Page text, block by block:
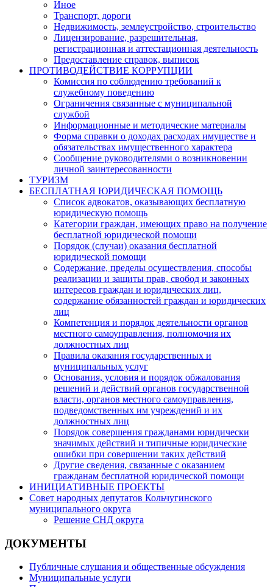
Иное
Транспорт, дороги
Недвижимость, землеустройство, строительство
Лицензирование, разрешительная,
регистрационная и аттестационная деятельность
Предоставление справок, выписок
ПРОТИВОДЕЙСТВИЕ КОРРУПЦИИ
Комиссия по соблюдению требований к
служебному поведению
Ограничения связанные с муниципальной
службой
Информационные и методические материалы
Форма справки о доходах расходах имуществе и
обязательствах имущественного характера
Сообщение руководителями о возникновении
личной заинтересованности
ТУРИЗМ
БЕСПЛАТНАЯ ЮРИДИЧЕСКАЯ ПОМОЩЬ
Список адвокатов, оказывающих бесплатную
юридическую помощь
Категории граждан, имеющих право на получение
бесплатной юридической помощи
Порядок (случаи) оказания бесплатной
юридической помощи
Содержание, пределы осуществления, способы
реализации и защиты прав, свобод и законных
интересов граждан и юридических лиц,
содержание обязанностей граждан и юридических
лиц
Компетенция и порядок деятельности органов
местного самоуправления, полномочия их
должностных лиц
Правила оказания государственных и
муниципальных услуг
Основания, условия и порядок обжалования
решений и действий органов государственной
власти, органов местного самоуправления,
подведомственных им учреждений и их
должностных лиц
Порядок совершения гражданами юридически
значимых действий и типичные юридические
ошибки при совершении таких действий
Другие сведения, связанные с оказанием
гражданам бесплатной юридической помощи
ИНИЦИАТИВНЫЕ ПРОЕКТЫ
Совет народных депутатов Кольчугинского
муниципального округа
Решение СНД округа
ДОКУМЕНТЫ
Публичные слушания и общественные обсуждения
Муниципальные услуги